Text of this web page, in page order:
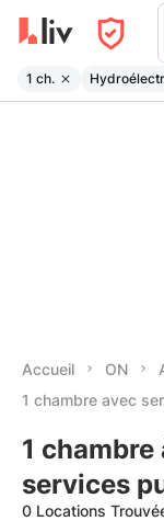
1 ch.
Accueil ON
1 chambre avec
1 chambre
services
0 Locations